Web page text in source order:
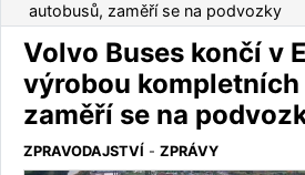
autobusů, zaměří se na podvozky
Volvo Buses končí v
výrobou
zaměří se na
ZPRAVODAJSTVÍ - ZPRÁVY